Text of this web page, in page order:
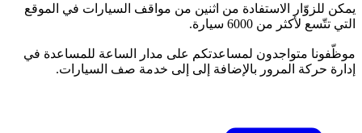
يمكن للزوّار الاستفادة من اثنين من مواقف السيارات في الموقع
التي تتّسع لأكثر من 6000 سيارة.
موظّفونا متواجدون لمساعدتكم على مدار الساعة للمساعدة في
إدارة حركة المرور بالإضافة إلى إلى خدمة صف السيارات.